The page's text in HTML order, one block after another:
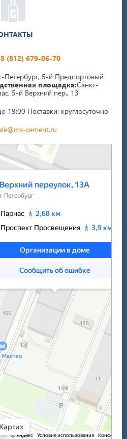
8 (812) 679-06-70
Петербург, 5-й Предпортовый
площадка:Санкт-
5-й Верхний пер., 13
19:00 Поставки: круглосуточно
cement.ru
Санкт‑Петербурга — Яндекс Карты